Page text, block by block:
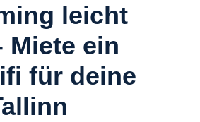
leicht
Miete ein
für deine